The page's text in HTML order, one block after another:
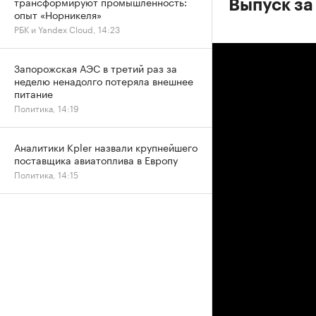
Выпуск
опыт «Норникеля»
РБК и Yandex Cloud, 14:23
Запорожская АЭС в третий раз за
неделю ненадолго потеряла внешнее
питание
Политика, 14:19
Аналитики Kpler назвали крупнейшего
поставщика авиатоплива в Европу
Политика, 14:15